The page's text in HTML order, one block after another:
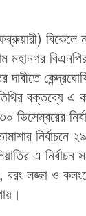
বিকেলে
মহানগর
দাবীতে
বক্তব্যে এ
নির্বাচনে
এ নির্বাচন
বরং লজ্জা ও